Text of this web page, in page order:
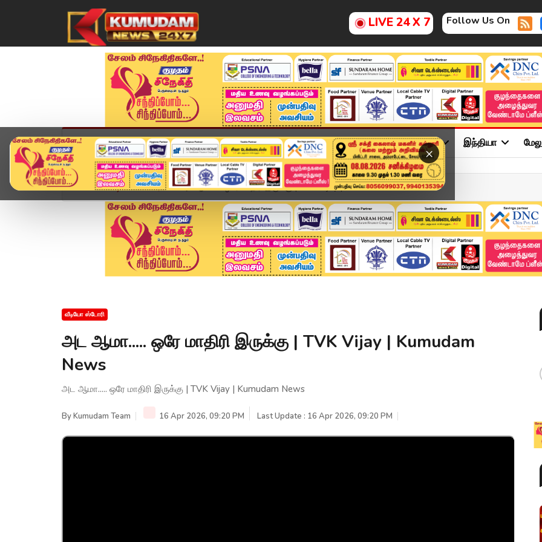
LIVE 24 X 7 Follow Us On
×
முகப்பு விளையாட்டு அண்மை தமிழ்நாடு சினிமா அரசியல் விளையாட்டு இந்தியா
Home வீடியோ ஸ்டோரி அட ஆமா..... ஒரே மாதிரி இருக்கு | TVK Vijay | Ku...
வீடியோ ஸ்டோரி
அட ஆமா..... ஒரே மாதிரி இருக்கு | TVK Vijay | Kumudam
News
அட ஆமா..... ஒரே மாதிரி இருக்கு | TVK Vijay | Kumudam News
ByKumudam Team 16 Apr 2026, 09:20 PM Last Update : 16 Apr 2026, 09:20 PM